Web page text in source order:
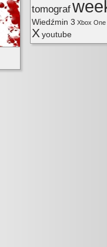
tomograf
Wiedźmin 3 Xbox One
X youtube